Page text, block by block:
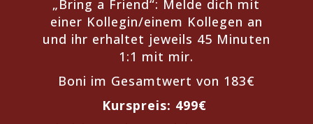
„Bring a Friend“: Melde dich mit
einer Kollegin/einem Kollegen an
und ihr erhaltet jeweils 45 Minuten
1:1 mit mir.
Boni im Gesamtwert von 183€
Kurspreis: 499€